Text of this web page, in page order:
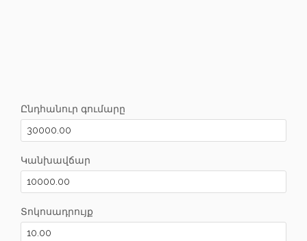
Ընդհանուր գումարը
Կանխավճար
Տոկոսադրույք